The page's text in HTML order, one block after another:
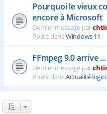
Pourquoi le vieux
encore à Microsoft
Dernier message par
Posté dansWindows 11
FFmpeg 9.0 arrive ...
Dernier message par
Posté dansActualité